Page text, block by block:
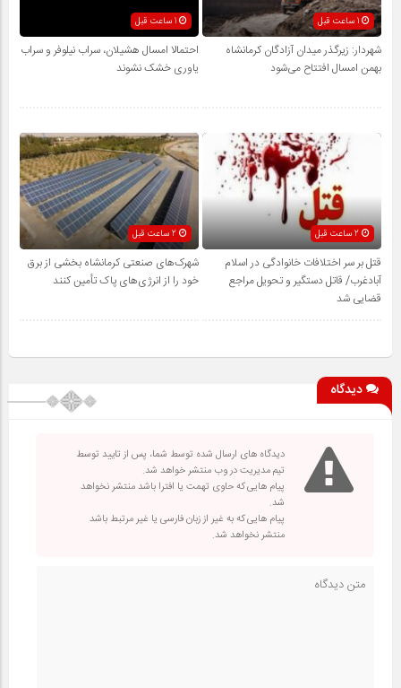
1 ساعت قبل
شهردار: زیرگذر میدان آزادگان کرمانشاه
بهمن امسال افتتاح می‌شود
احتمالا امسال هشیلان، سراب نیلوفر و سراب
یاوری خشک نشوند
2 ساعت قبل
قتل بر سر اختلافات خانوادگی در اسلام
آبادغرب/ قاتل دستگیر و تحویل مراجع
قضایی شد
شهرک‌های صنعتی کرمانشاه بخشی از برق
خود را از انرژی‌های پاک تأمین کنند
دیدگاه
دیدگاه های ارسال شده توسط شما، پس از تایید توسط
تیم مدیریت در وب منتشر خواهد شد.
پیام هایی که حاوی تهمت یا افترا باشد منتشر نخواهد
شد.
پیام هایی که به غیر از زبان فارسی یا غیر مرتبط باشد
منتشر نخواهد شد.